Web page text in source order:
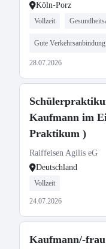
Köln-Porz
Vollzeit
Gute Verkehrsanbindung
28.07.2026
Kaufmann im
Praktikum )
Raiffeisen Agilis eG
Deutschland
Vollzeit
24.07.2026
Kaufmann/-